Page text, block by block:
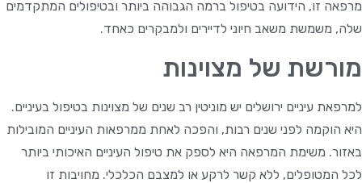
מרפאה זו, הידועה בטיפול ברמה הגבוהה ביותר ובטיפולים המתקדמים
שלה, משמשת משאב חיוני לדיירים ולמבקרים כאחד.
מורשת של מצוינות
למרפאת עיניים ירושלים יש מוניטין רב שנים של מצוינות בטיפול בעיניים.
היא הוקמה לפני שנים רבות, והפכה לאחת ממרפאות העיניים המובילות
באזור. משימת המרפאה היא לספק את טיפול העיניים האיכותי ביותר
לכל המטופלים, ללא קשר לרקע או למצבם הכלכלי. מחויבות זו